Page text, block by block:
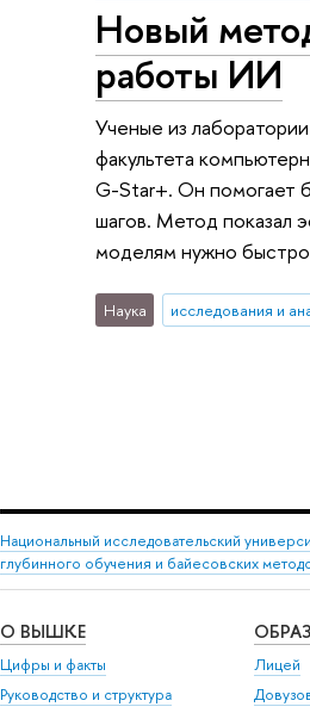
Новый
работы ИИ
Ученые из
факультета
G-Star+. Он помогает
шагов. Метод показал
моделям нужно быстро
Наука исследования и
Национальный исследовательский
глубинного обучения и байесовских
О ВЫШКЕ
Цифры и факты
Руководство и структура
Лицей